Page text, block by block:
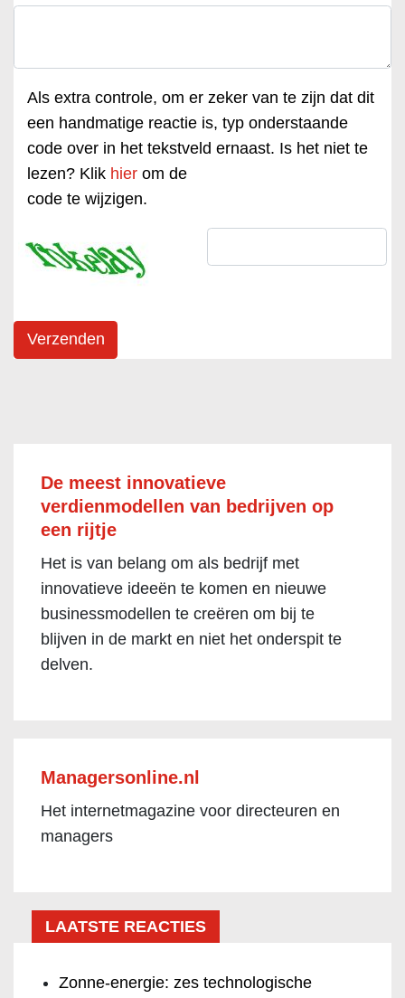
Als extra controle, om er zeker van te zijn dat dit
een handmatige reactie is, typ onderstaande
code over in het tekstveld ernaast. Is het niet te
lezen? Klik hier om de
code te wijzigen.
De meest innovatieve
verdienmodellen van bedrijven op
een rijtje
Het is van belang om als bedrijf met
innovatieve ideeën te komen en nieuwe
businessmodellen te creëren om bij te
blijven in de markt en niet het onderspit te
delven.
Managersonline.nl
Het internetmagazine voor directeuren en
managers
LAATSTE REACTIES
Zonne-energie: zes technologische